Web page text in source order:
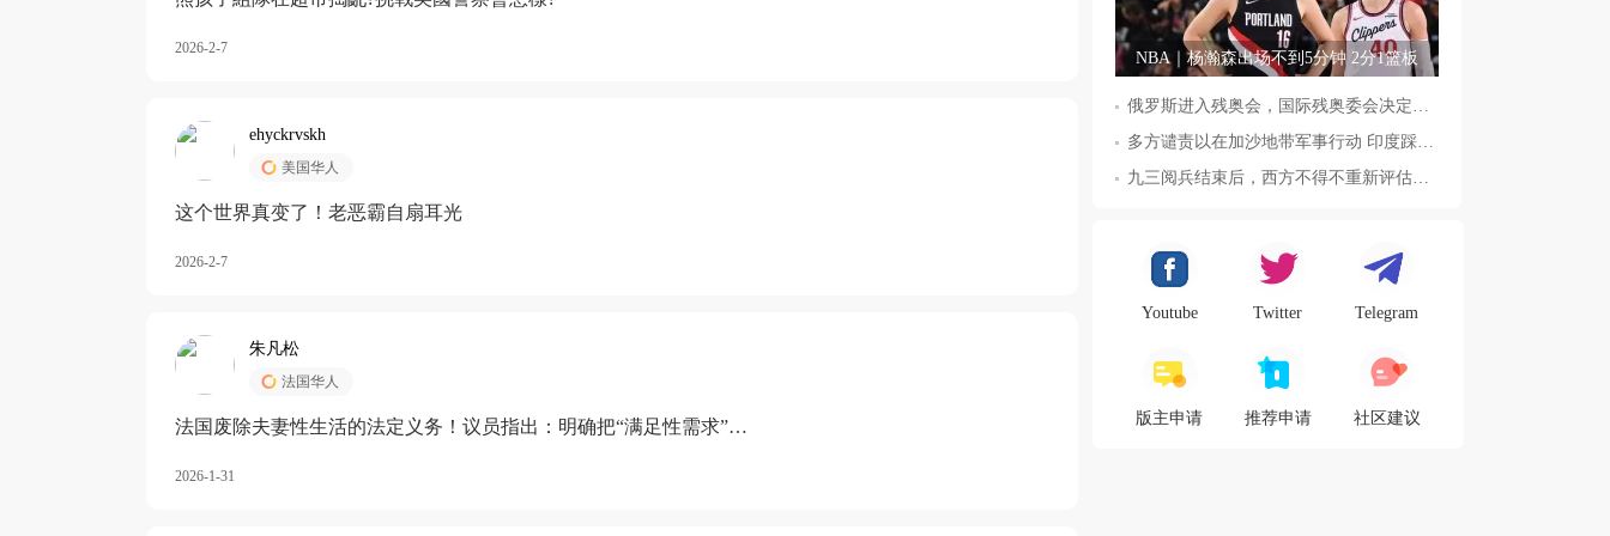
2026-2-7
ehyckrvskh
美国华人
这个世界真变了！老恶霸自扇耳光
2026-2-7
朱凡松
法国华人
法国废除夫妻性生活的法定义务！议员指出：明确把“满足性需求”排
2026-1-31
NBA｜杨瀚森出场不到5分钟 2分1篮板
Youtube Twitter Telegram
版主申请 推荐申请 社区建议